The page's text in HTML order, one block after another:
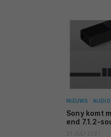
NIEUWS AUDIO
Sony komt
end 7.1.2-
21 JULI 2021